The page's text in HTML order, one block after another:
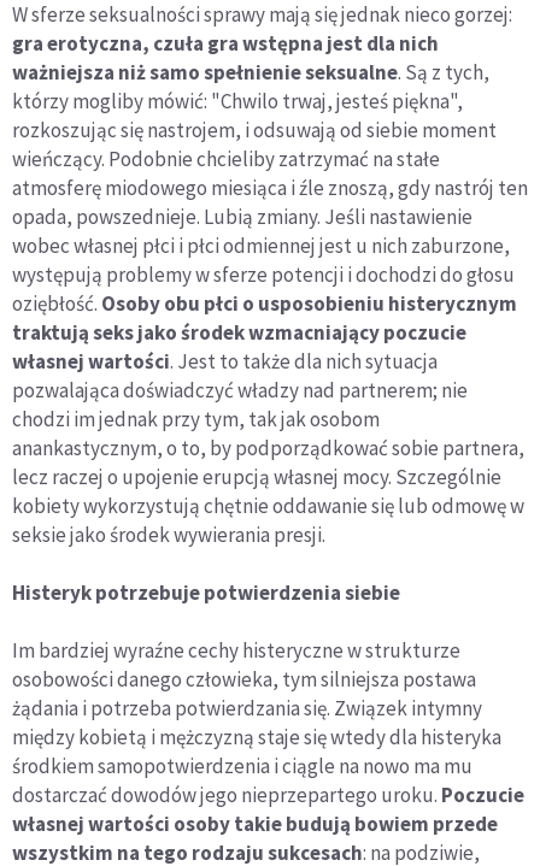
W sferze seksualności sprawy mają się jednak nieco gorzej:
gra erotyczna, czuła gra wstępna jest dla nich
ważniejsza niż samo spełnienie seksualne. Są z tych,
którzy mogliby mówić: "Chwilo trwaj, jesteś piękna",
rozkoszując się nastrojem, i odsuwają od siebie moment
wieńczący. Podobnie chcieliby zatrzymać na stałe
atmosferę miodowego miesiąca i źle znoszą, gdy nastrój ten
opada, powszednieje. Lubią zmiany. Jeśli nastawienie
wobec własnej płci i płci odmiennej jest u nich zaburzone,
występują problemy w sferze potencji i dochodzi do głosu
oziębłość. Osoby obu płci o usposobieniu histerycznym
traktują seks jako środek wzmacniający poczucie
własnej wartości. Jest to także dla nich sytuacja
pozwalająca doświadczyć władzy nad partnerem; nie
chodzi im jednak przy tym, tak jak osobom
anankastycznym, o to, by podporządkować sobie partnera,
lecz raczej o upojenie erupcją własnej mocy. Szczególnie
kobiety wykorzystują chętnie oddawanie się lub odmowę w
seksie jako środek wywierania presji.
Histeryk potrzebuje potwierdzenia siebie
Im bardziej wyraźne cechy histeryczne w strukturze
osobowości danego człowieka, tym silniejsza postawa
żądania i potrzeba potwierdzania się. Związek intymny
między kobietą i mężczyzną staje się wtedy dla histeryka
środkiem samopotwierdzenia i ciągle na nowo ma mu
dostarczać dowodów jego nieprzepartego uroku. Poczucie
własnej wartości osoby takie budują bowiem przede
wszystkim na tego rodzaju sukcesach: na podziwie,